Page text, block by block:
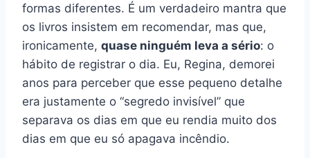
formas diferentes. É um verdadeiro mantra que
os livros insistem em recomendar, mas que,
ironicamente, quase ninguém leva a sério: o
hábito de registrar o dia. Eu, Regina, demorei
anos para perceber que esse pequeno detalhe
era justamente o “segredo invisível” que
separava os dias em que eu rendia muito dos
dias em que eu só apagava incêndio.